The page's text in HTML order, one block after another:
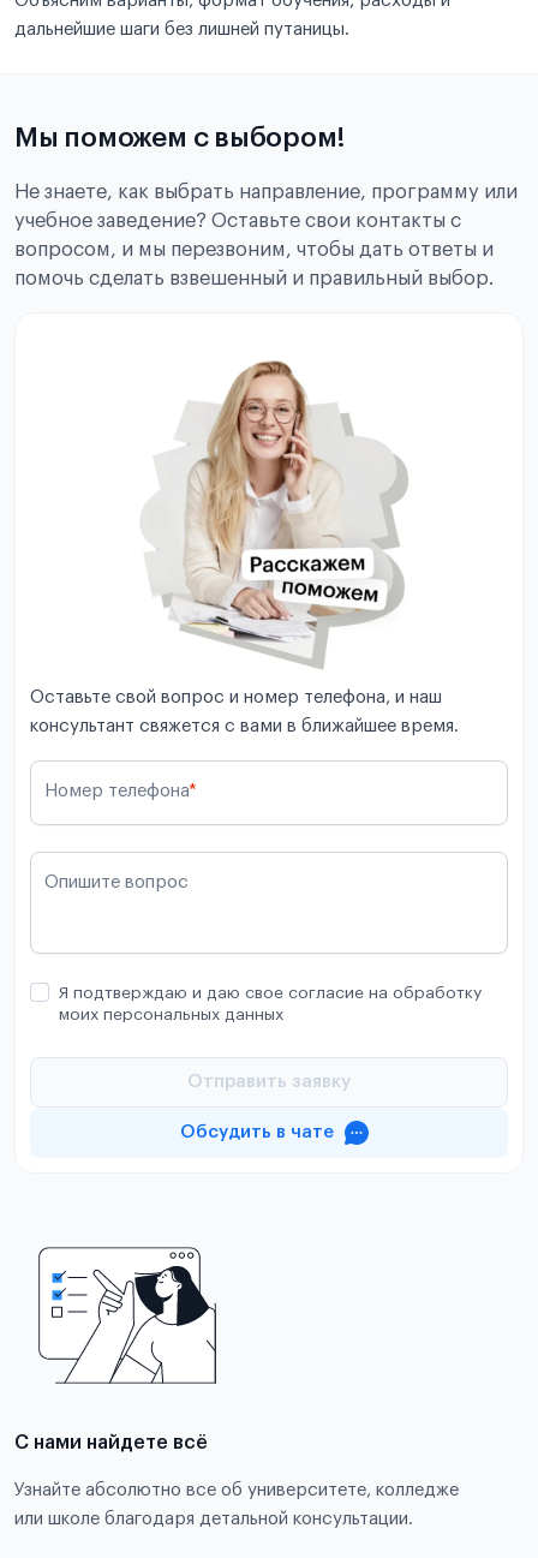
дальнейшие шаги без лишней путаницы.
Мы поможем с выбором!
Не знаете, как выбрать направление, программу или
учебное заведение? Оставьте свои контакты с
вопросом, и мы перезвоним, чтобы дать ответы и
помочь сделать взвешенный и правильный выбор.
Оставьте свой вопрос и номер телефона, и наш
консультант свяжется с вами в ближайшее время.
Номер телефона*
Опишите вопрос
Я подтверждаю и даю свое согласие на обработку
моих персональных данных
Отправить заявку
Обсудить в чате
С нами найдете всё
Узнайте абсолютно все об университете, колледже
или школе благодаря детальной консультации.